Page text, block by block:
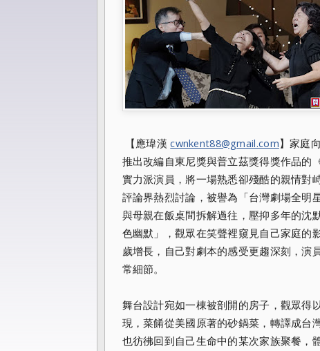
【應瑋漢cwnkent88@gmail.com】家庭
推出改編自東尼獎與普立茲獎得獎作品的
實力派演員，將一場熟悉卻殘酷的親情對
評論界熱烈討論，被譽為「台灣劇場全明
與母親在飯桌間拆解過往，壓抑多年的沈
色幽默」，觀眾在笑聲裡窺見自己家庭的
歲增長，自己對劇本的感受更趨深刻，演
常細節。
舞台設計宛如一棟被剖開的房子，觀眾得
現，菜餚從美國原著的砂鍋菜，轉譯成台
也彷彿回到自己生命中的某次家族聚餐，